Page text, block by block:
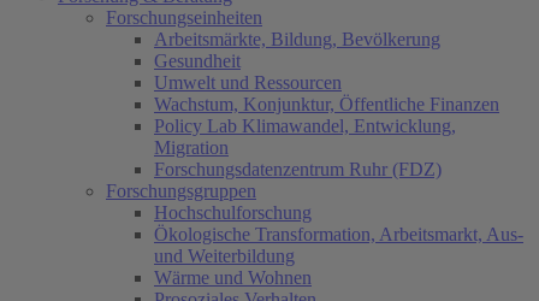
Forschungseinheiten
Arbeitsmärkte, Bildung, Bevölkerung
Gesundheit
Umwelt und Ressourcen
Wachstum, Konjunktur, Öffentliche Finanzen
Policy Lab Klimawandel, Entwicklung,
Migration
Forschungsdatenzentrum Ruhr (FDZ)
Forschungsgruppen
Hochschulforschung
Ökologische Transformation, Arbeitsmarkt, Aus-
und Weiterbildung
Wärme und Wohnen